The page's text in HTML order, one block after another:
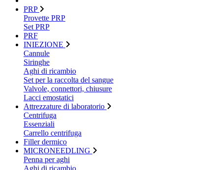
PRP
Provette PRP
Set PRP
PRF
INIEZIONE
Cannule
Siringhe
Aghi di ricambio
Set per la raccolta del sangue
Valvole, connettori, chiusure
Lacci emostatici
Attrezzature di laboratorio
Centrifuga
Essenziali
Carrello centrifuga
Filler dermico
MICRONEEDLING
Penna per aghi
Aghi di ricambio